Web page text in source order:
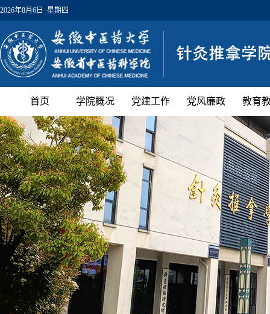
2026年8月6日 星期四
首页 学院概况 党建工作 党风廉政 教育